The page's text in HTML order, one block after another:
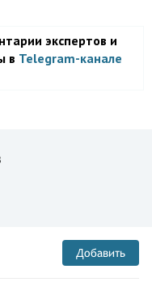
экспертов и
в Telegram-канале
Добавить